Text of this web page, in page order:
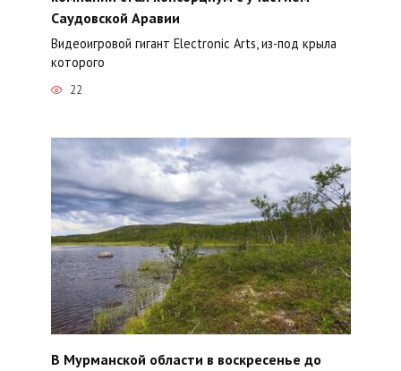
Саудовской Аравии
Видеоигровой гигант Electronic Arts, из-под крыла
которого
22
В Мурманской области в воскресенье до